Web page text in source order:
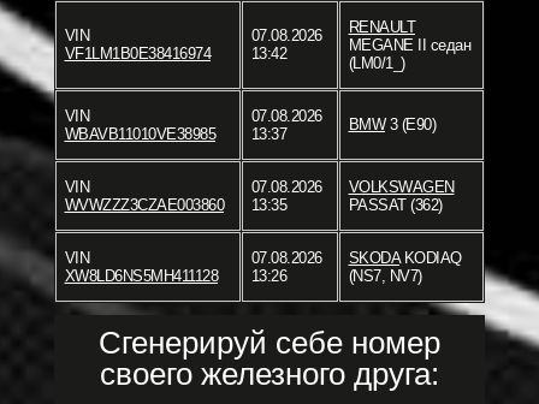
VIN
VF1LM1B0E38416974
07.08.2026
13:42
RENAULT
MEGANE II седан
(LM0/1_)
VIN
WBAVB11010VE38985
07.08.2026
13:37
BMW3 (E90)
VIN
WVWZZZ3CZAE003860
07.08.2026
13:35
VOLKSWAGEN
PASSAT (362)
VIN
XW8LD6NS5MH411128
07.08.2026
13:26
SKODAKODIAQ
(NS7, NV7)
Сгенерируй себе номер
своего железного друга: